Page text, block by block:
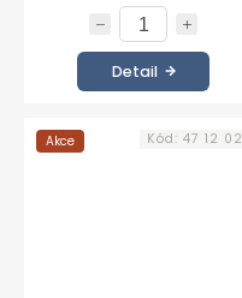
Detail
Akce Kód: 47 12 02